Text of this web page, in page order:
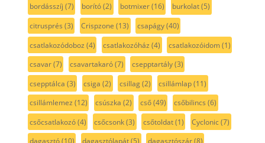
bordásszíj (7) borító(2) botmixer(16) burkolat(5)
citrusprés (3) Crispzone (13) csapágy(40)
csatlakozódoboz (4) csatlakozóház (4) csatlakozóidom(1)
csavar(7) csavartakaró(7) csepptartály(3)
csepptálca (3) csiga (2) csillag(2) csillámlap(11)
csillámlemez (12) csúszka (2) cső(49) csőbilincs (6)
csőcsatlakozó(4) csőcsonk(3) csőtoldat(1) Cyclonic(7)